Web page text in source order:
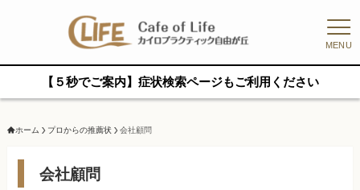
MENU
【５秒でご案内】症状検索ページもご利用ください
ホーム プロからの推薦状 会社顧問
会社顧問